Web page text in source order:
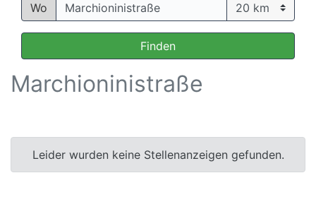
Wo
Finden
Marchioninistraße
Leider wurden keine Stellenanzeigen gefunden.